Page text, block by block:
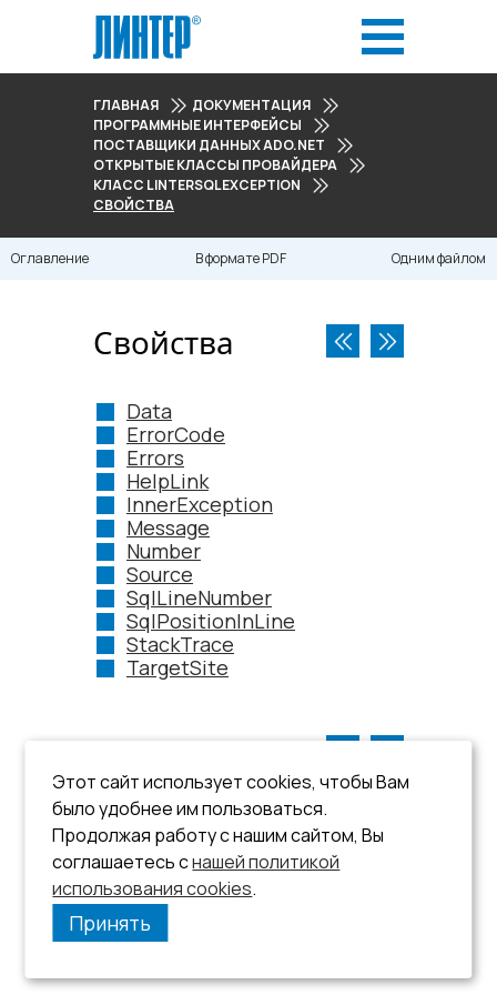
ГЛАВНАЯ
ДОКУМЕНТАЦИЯ
ПРОГРАММНЫЕ ИНТЕРФЕЙСЫ
ПОСТАВЩИКИ ДАННЫХ ADO.NET
ОТКРЫТЫЕ КЛАССЫ ПРОВАЙДЕРА
КЛАСС LINTERSQLEXCEPTION
СВОЙСТВА
Оглавление В формате PDF Одним файлом
Свойства
Data
ErrorCode
Errors
HelpLink
InnerException
Message
Number
Source
SqlLineNumber
SqlPositionInLine
StackTrace
TargetSite
Этот сайт использует cookies, чтобы Вам
было удобнее им пользоваться.
Продолжая работу с нашим сайтом, Вы
соглашаетесь снашей политикой
использования cookies.
Принять